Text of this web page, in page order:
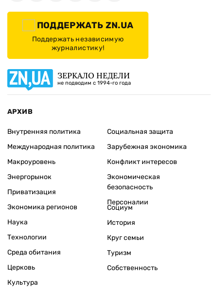
ПОДДЕРЖАТЬ ZN.UA
Поддержать независимую
журналистику!
ЗЕРКАЛО НЕДЕЛИ
не подводим с 1994-го года
АРХИВ
Внутренняя политика
Международная политика
Макроуровень
Энергорынок
Приватизация
Экономика регионов
Социальная защита
Зарубежная экономика
Конфликт интересов
Экономическая
безопасность
Персоналии
Наука
Технологии
Среда обитания
Церковь
Культура
Социум
История
Круг семьи
Туризм
Собственность